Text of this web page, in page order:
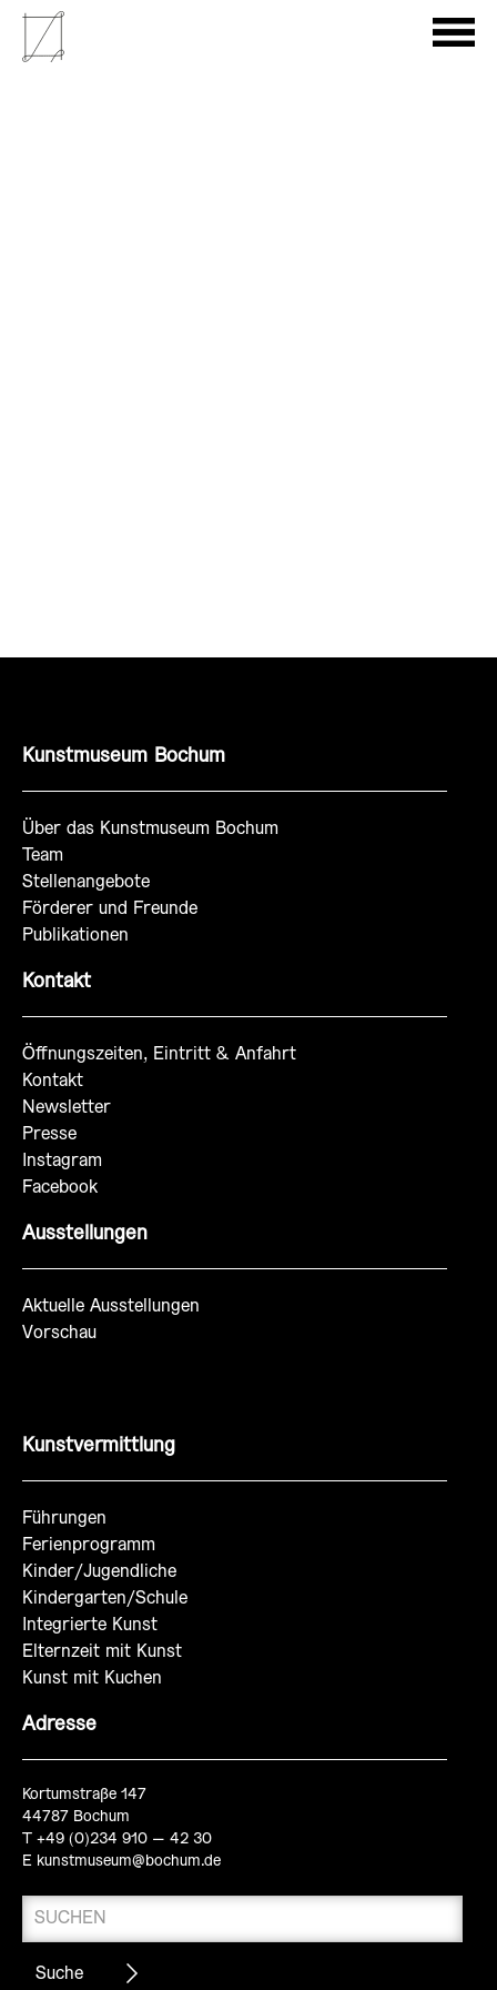
Kunstmuseum Bochum
Über das Kunstmuseum Bochum
Team
Stellenangebote
Förderer und Freunde
Publikationen
Kontakt
Öffnungszeiten, Eintritt & Anfahrt
Kontakt
Newsletter
Presse
Instagram
Facebook
Ausstellungen
Aktuelle Ausstellungen
Vorschau
Kunstvermittlung
Führungen
Ferienprogramm
Kinder/Jugendliche
Kindergarten/Schule
Integrierte Kunst
Elternzeit mit Kunst
Kunst mit Kuchen
Adresse
Kortumstraße 147
44787 Bochum
T +49 (0)234 910 – 42 30
E kunstmuseum@bochum.de